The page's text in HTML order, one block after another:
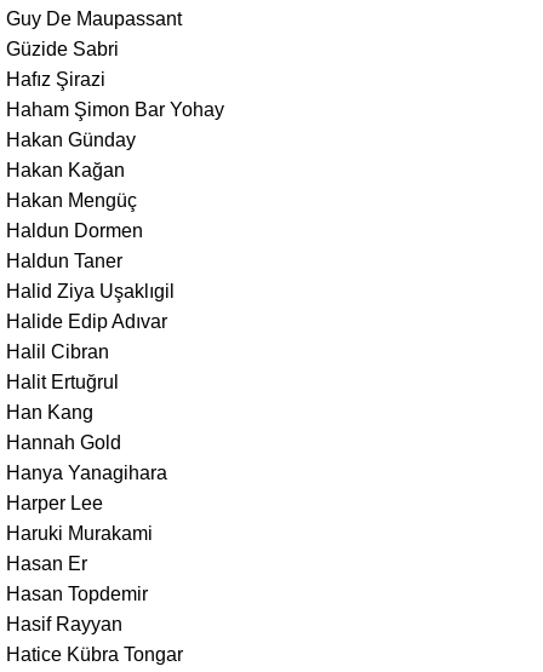
Guy De Maupassant
Güzide Sabri
Hafız Şirazi
Haham Şimon Bar Yohay
Hakan Günday
Hakan Kağan
Hakan Mengüç
Haldun Dormen
Haldun Taner
Halid Ziya Uşaklıgil
Halide Edip Adıvar
Halil Cibran
Halit Ertuğrul
Han Kang
Hannah Gold
Hanya Yanagihara
Harper Lee
Haruki Murakami
Hasan Er
Hasan Topdemir
Hasif Rayyan
Hatice Kübra Tongar